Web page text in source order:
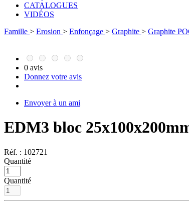
CATALOGUES
VIDÉOS
Famille > Erosion > Enfonçage > Graphite > Graphite
0 avis
Donnez votre avis
Envoyer à un ami
EDM3 bloc
Réf. : 102721
Quantité
Quantité